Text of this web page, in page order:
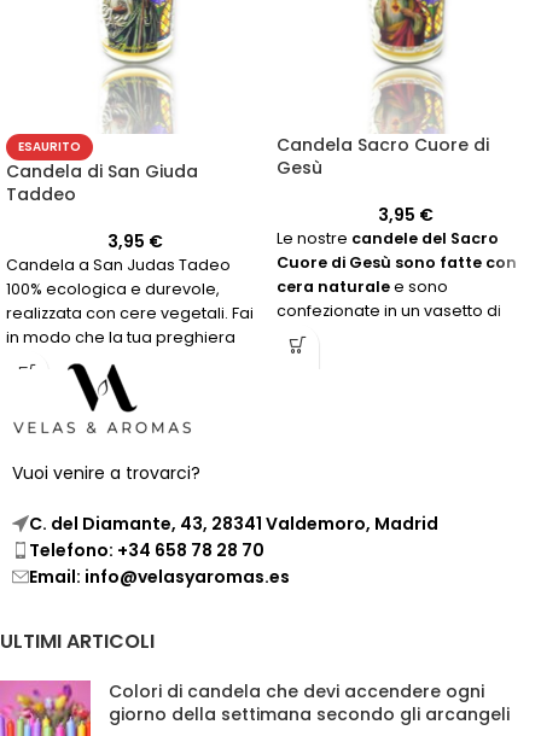
ESAURITO
Candela di San Giuda
Taddeo
3,95 €
Candela a San Judas Tadeo
100% ecologica e durevole,
realizzata con cere vegetali. Fai
in modo che la tua preghiera
arrivi con ancora più forza!
Candela Sacro Cuore di
Gesù
3,95 €
Le nostre candele del Sacro
Cuore di Gesù sono fatte con
cera naturalee sono
confezionate in un vasetto di
vetro riutilizzabile. Effettua il tuo
ordine ora e innalza le tue
Vuoi venire a trovarci?
C. del Diamante, 43, 28341 Valdemoro, Madrid
Telefono: +34 658 78 28 70
Email: info@velasyaromas.es
ULTIMI ARTICOLI
Colori di candela che devi accendere ogni
giorno della settimana secondo gli arcangeli